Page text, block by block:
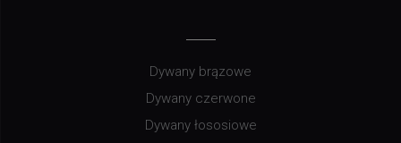
Dywany brązowe
Dywany czerwone
Dywany łososiowe